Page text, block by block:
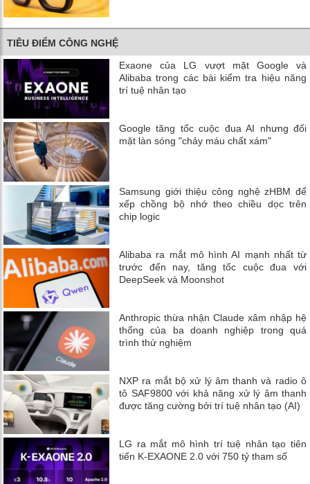
TIÊU ĐIỂM CÔNG NGHỆ
Exaone của LG vượt mặt Google và
Alibaba trong các bài kiểm tra hiệu năng
trí tuệ nhân tạo
Google tăng tốc cuộc đua AI nhưng đối
mặt làn sóng "chảy máu chất xám"
Samsung giới thiệu công nghệ zHBM để
xếp chồng bộ nhớ theo chiều dọc trên
chip logic
Alibaba ra mắt mô hình AI mạnh nhất từ
trước đến nay, tăng tốc cuộc đua với
DeepSeek và Moonshot
Anthropic thừa nhận Claude xâm nhập hệ
thống của ba doanh nghiệp trong quá
trình thử nghiệm
NXP ra mắt bộ xử lý âm thanh và radio ô
tô SAF9800 với khả năng xử lý âm thanh
được tăng cường bởi trí tuệ nhân tạo (AI)
LG ra mắt mô hình trí tuệ nhân tạo tiên
tiến K-EXAONE 2.0 với 750 tỷ tham số